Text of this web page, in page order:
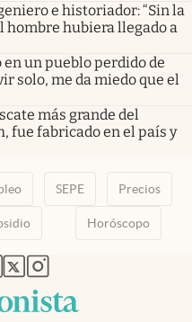
e historiador: “Sin la
hombre hubiera llegado a
un pueblo perdido de
solo, me da miedo que el
más grande del
fue fabricado en el país y
SEPE Precios
Horóscopo
pestaña
en nueva pestaña
abre en nueva pestaña
abre en nueva pestaña
abre en nueva pestaña